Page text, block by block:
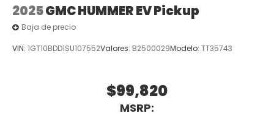
2025GMC HUMMER EV Pickup
Baja de precio
VIN: 1GT10BDD1SU107552Valores: B2500029Modelo: TT35743
$99,820
MSRP: